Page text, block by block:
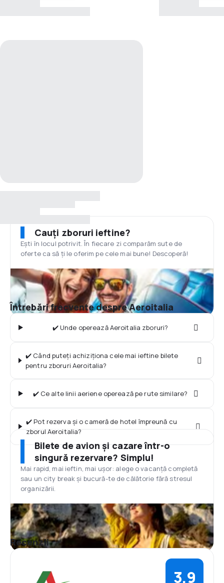
Cauți zboruri ieftine?
Ești în locul potrivit. În fiecare zi comparăm sute de
oferte ca să ți le oferim pe cele mai bune! Descoperă!
Întrebări frecvente despre Aeroitalia
✔️ Unde operează Aeroitalia zboruri?
✔️ Când puteți achiziționa cele mai ieftine bilete
pentru zboruri Aeroitalia?
✔️ Ce alte linii aeriene operează pe rute similare?
✔️ Pot rezerva și o cameră de hotel împreună cu
zborul Aeroitalia?
Bilete de avion și cazare într-o
singură rezervare? Simplu!
Mai rapid, mai ieftin, mai ușor: alege o vacanță completă
sau un city break și bucură-te de călătorie fără stresul
organizării.
Recenzii
3,9